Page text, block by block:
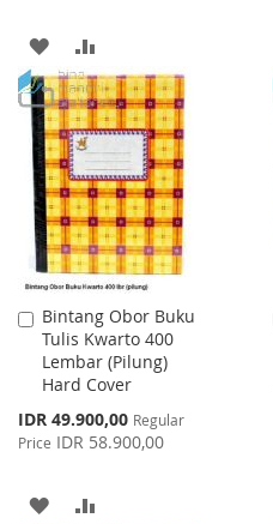
ADD
TO
WISH
LIST
TO
COMPARE
Bintang Obor Buku
Tulis Kwarto 400
Lembar (Pilung)
Hard Cover
Special
Price
IDR 49.900,00 Regular
Price IDR 58.900,00
Add
to
Cart
ADD